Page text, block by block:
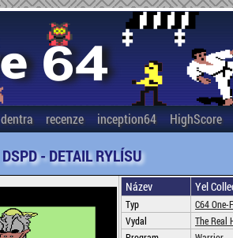
dentra recenze inception64 HighScore
DSPD - DETAIL RYLÍSU
Název Yel
Typ
C64 One-
Vydal
The Real